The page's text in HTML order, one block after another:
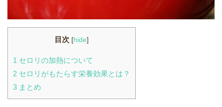
目次 [hide]
1 セロリの加熱について
2 セロリがもたらす栄養効果とは？
3 まとめ